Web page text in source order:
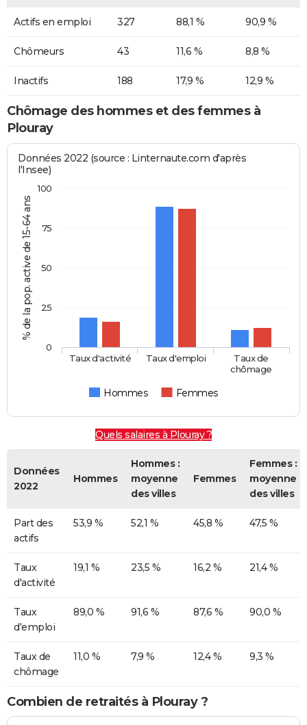
Actifs en emploi 327 88,1 % 90,9 %
Chômeurs 43 11,6 % 8,8 %
Inactifs 188 17,9 % 12,9 %
Chômage des hommes et des femmes à
Plouray
% de la pop. active de 15-64 ans
Données 2022 (source : Linternaute.com d'après
l'Insee)
Hommes Femmes
Taux d'activité Taux d'emploi
Taux de
chômage
0
25
50
75
100
Quels salaires à Plouray ?
Données
2022
Hommes
Hommes :
moyenne
des villes
Femmes
Femmes :
moyenne
des villes
Part des
actifs
53,9 % 52,1 % 45,8 % 47,5 %
Taux
d'activité
19,1 % 23,5 % 16,2 % 21,4 %
Taux
d'emploi
89,0 % 91,6 % 87,6 % 90,0 %
Taux de
chômage
11,0 % 7,9 % 12,4 % 9,3 %
Combien de retraités à Plouray ?